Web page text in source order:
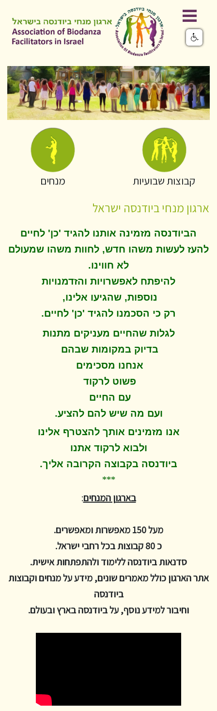
קבוצות שבועיות מנחים
ארגון מנחי ביודנסה ישראל
הביודנסה מזמינה אותנו להגיד 'כן' לחיים
להעז לעשות משהו חדש, לחוות משהו שמעולם
לא חווינו.
להיפתח לאפשרויות והזדמנויות
נוספות, שהגיעו אלינו,
רק כי הסכמנו להגיד 'כן' לחיים.
לגלות שהחיים מעניקים מתנות
בדיוק במקומות שבהם
אנחנו מסכימים
פשוט לרקוד
עם החיים
ועם מה שיש להם להציע.
אנו מזמינים אותך להצטרף אלינו
ולבוא לרקוד אתנו
ביודנסה בקבוצה הקרובה אליך.
***
בארגון המנחים:
מעל 150 מאפשרות ומאפשרים.
כ 80 קבוצות בכל רחבי ישראל.
סדנאות ביודנסה ללימוד ולהתפתחות אישית.
אתר הארגון כולל מאמרים שונים, מידע על מנחים וקבוצות
ביודנסה
וחיבור למידע נוסף, על ביודנסה בארץ ובעולם.